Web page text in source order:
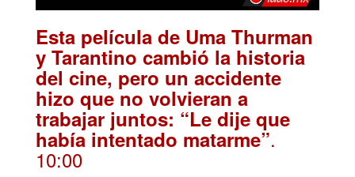
Esta película de Uma Thurman
y Tarantino cambió la historia
del cine, pero un accidente
hizo que no volvieran a
trabajar juntos: “Le dije que
había intentado matarme”.
10:00